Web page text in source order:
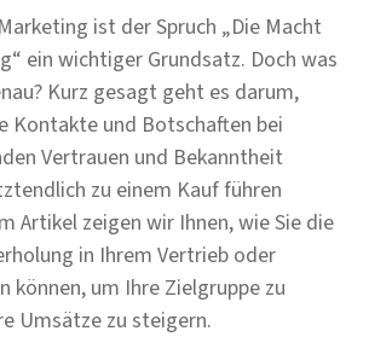
ist der Spruch „Die Macht
ein wichtiger Grundsatz. Doch was
Kurz gesagt geht es darum,
Kontakte und Botschaften bei
Vertrauen und Bekanntheit
zu einem Kauf führen
Artikel zeigen wir Ihnen, wie Sie die
in Ihrem Vertrieb oder
können, um Ihre Zielgruppe zu
Umsätze zu steigern.